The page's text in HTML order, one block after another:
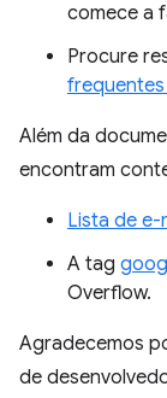
comece a
Procure
Além da
encontram
Lista de e-
A tag
Overflow.
Agradecemos
de